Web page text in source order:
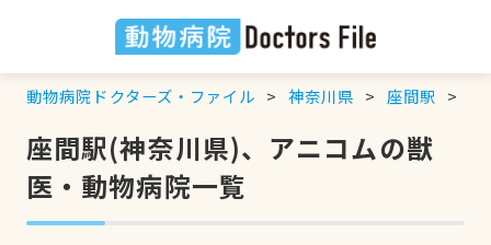
動物病院ドクターズ・ファイル 神奈川県 座間駅
座間駅(神奈川県)、アニコムの獣
医・動物病院一覧